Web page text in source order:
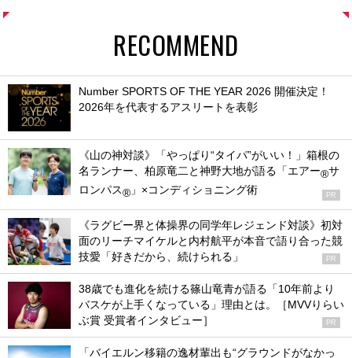
RECOMMEND
Number SPORTS OF THE YEAR 2026 開催決定！
2026年を代表するアスリートを表彰
《山の神対談》「やっぱり“タイパ”がいい！」箱根の
名ランナー、柏原竜二と神野大地が語る「エアー®サ
ロンパス® 」×コンディショニング術 PR
《ラグビー界と体操界の同学年レジェンド対談》初対
面のリーチマイケルと内村航平が本音で語り合った競
技愛「好きだから、続けられる」
PR
38歳でも進化を続ける篠山竜青が語る「10年前より
バスケが上手くなっている」理由とは。［MVVりらい
ぶ賞 受賞者インタビュー］
PR
「バイエルン移籍の逸材輩出も“グラウンドがなかっ